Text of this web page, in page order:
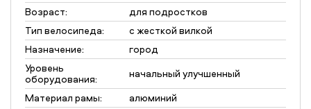
Возраст:
для подростков
Тип велосипеда:
с жесткой вилкой
Назначение:
город
Уровень
оборудования:
начальный улучшенный
Материал рамы:
алюминий